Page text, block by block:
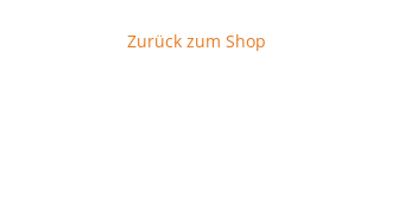
Zurück zum Shop